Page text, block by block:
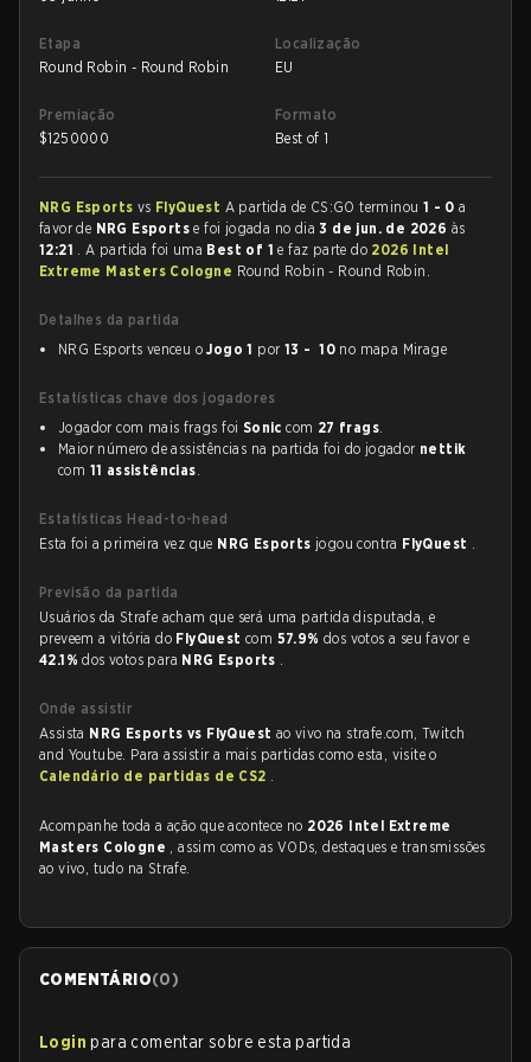
Etapa
Round Robin - Round Robin
Localização
EU
Premiação
$1250000
Formato
Best of 1
NRG Esports vs FlyQuest A partida de CS:GO terminou 1 - 0 a
favor de NRG Esportse foi jogada no dia3 de jun. de 2026 às
12:21 . A partida foi uma Best of 1e faz parte do 2026 Intel
Extreme Masters Cologne Round Robin - Round Robin.
Detalhes da partida
NRG Esports venceu oJogo 1 por 13 - 10 no mapa Mirage
Estatísticas chave dos jogadores
Jogador com mais frags foi Sonic com 27 frags.
Maior número de assistências na partida foi do jogador nettik
com 11 assistências.
Estatísticas Head-to-head
Esta foi a primeira vez que NRG Esports jogou contra FlyQuest .
Previsão da partida
Usuários da Strafe acham que será uma partida disputada, e
preveem a vitória do FlyQuestcom 57.9%dos votos a seu favor e
42.1%dos votos para NRG Esports .
Onde assistir
Assista NRG Esports vs FlyQuest ao vivo na strafe.com, Twitch
and Youtube. Para assistir a mais partidas como esta, visite o
Calendário de partidas de CS2 .
Acompanhe toda a ação que acontece no 2026 Intel Extreme
Masters Cologne , assim como as VODs, destaques e transmissões
ao vivo, tudo na Strafe.
COMENTÁRIO(0)
Login para comentar sobre esta partida